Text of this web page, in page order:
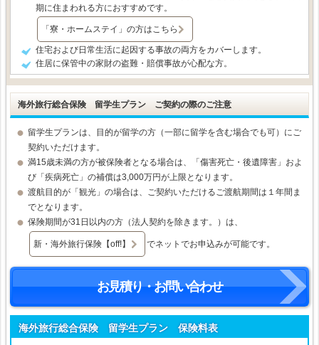
期に住まわれる方におすすめです。
「寮・ホームステイ」の方はこちら
住宅および日常生活に起因する事故の両方をカバーします。
住居に保管中の家財の盗難・賠償事故が心配な方。
海外旅行総合保険 留学生プラン ご契約の際のご注意
留学生プランは、目的が留学の方 （一部に留学を含む場合でも可）にご
契約いただけます。
満15歳未満の方が被保険者となる場合は、「傷害死亡・後遺障害」およ
び「疾病死亡」の補償は3,000万円が上限となります。
渡航目的が「観光」の場合は、ご契約いただけるご渡航期間は１年間ま
でとなります。
保険期間が31日以内の方（法人契約を除きます。）は、
新・海外旅行保険【off!】 でネットでお申込みが可能です。
お見積り・お問い合わせ
海外旅行総合保険 留学生プラン 保険料表